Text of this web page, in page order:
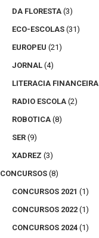
DA FLORESTA (3)
ECO-ESCOLAS (31)
EUROPEU (21)
JORNAL (4)
LITERACIA FINANCEIRA
RADIO ESCOLA (2)
ROBOTICA (8)
SER (9)
XADREZ (3)
CONCURSOS (8)
CONCURSOS 2021 (1)
CONCURSOS 2022 (1)
CONCURSOS 2024 (1)